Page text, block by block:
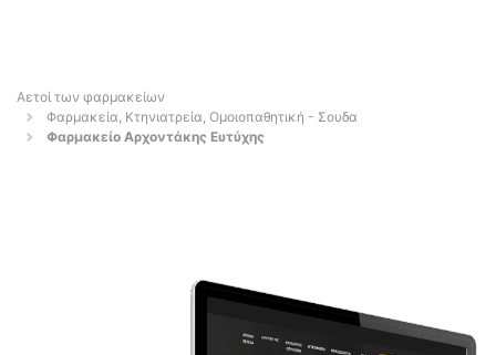
Αετοί των φαρμακείων
Φαρμακεία, Κτηνιατρεία, Ομοιοπαθητική - Σουδα
Φαρμακείο Αρχοντάκης Ευτύχης